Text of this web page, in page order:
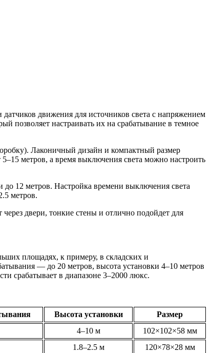
движения для источников света с напряжением
позволяет настраивать их на срабатывание в темное
Лаконичный дизайн и компактный размер
метров, а время выключения света можно настроить
до 12 метров. Настройка времени выключения света
метров.
двери, тонкие стены и отлично подойдет для
площадях, к примеру, в складских и
— до 20 метров, высота установки 4–10 метров
срабатывает в диапазоне 3–2000 люкс.
Высота установки
Размер
4–10 м
102×102×58 мм
1.8–2.5 м
120×78×28 мм